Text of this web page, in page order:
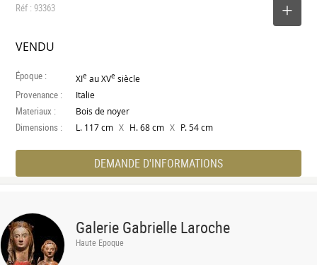
Réf : 93363
VENDU
Époque : XIe au XVe siècle
Provenance : Italie
Materiaux : Bois de noyer
Dimensions : L. 117 cm X H. 68 cm X P. 54 cm
DEMANDE D'INFORMATIONS
Galerie Gabrielle Laroche
Haute Epoque